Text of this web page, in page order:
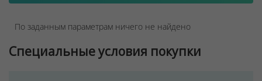
По заданным параметрам ничего не найдено
Специальные условия покупки